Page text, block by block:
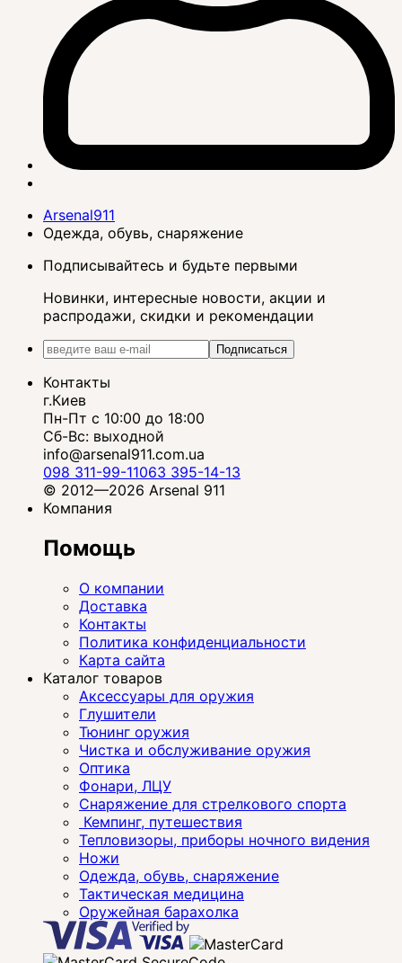
Arsenal911
Одежда, обувь, снаряжение
Подписывайтесь и будьте первыми
Новинки, интересные новости, акции и
распродажи, скидки и рекомендации
Подписаться
Контакты
г.Киев
Пн-Пт с 10:00 до 18:00
Сб-Вс: выходной
info@arsenal911.com.ua
098 311-99-11063 395-14-13
© 2012—2026 Arsenal 911
Компания
Помощь
О компании
Доставка
Контакты
Политика конфиденциальности
Карта сайта
Каталог товаров
Аксессуары для оружия
Глушители
Тюнинг оружия
Чистка и обслуживание оружия
Оптика
Фонари, ЛЦУ
Снаряжение для стрелкового спорта
Кемпинг, путешествия
Тепловизоры, приборы ночного видения
Ножи
Одежда, обувь, снаряжение
Тактическая медицина
Оружейная барахолка